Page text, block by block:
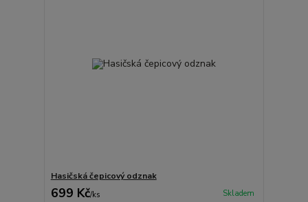
Hasičská čepicový odznak
699 Kč/ks Skladem